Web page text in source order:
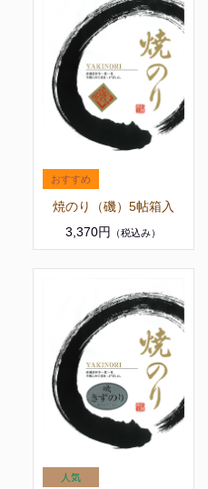
焼のり（磯）5帖箱入
3,370円
（税込み）